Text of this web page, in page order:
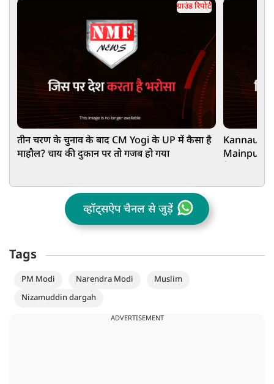
ग्राउंड रिपोर्ट
तीन चरण के चुनाव के बाद CM Yogi के UP में कैसा है
माहौल? चाय की दुकान पर तो गजब हो गया
Kannauj में
Mainpuri में
व्हॉट्सऐप चैनल से जुड़ें
Tags
PM Modi Narendra Modi
Muslim
Nizamuddin dargah
ADVERTISEMENT